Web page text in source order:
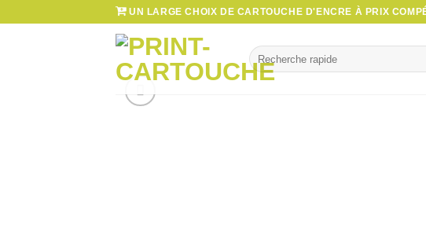
UN LARGE CHOIX DE CARTOUCHE D'ENCRE À PRIX
Recherche
pour :